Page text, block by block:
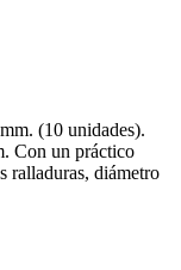
(10 unidades).
Con un práctico
ralladuras, diámetro